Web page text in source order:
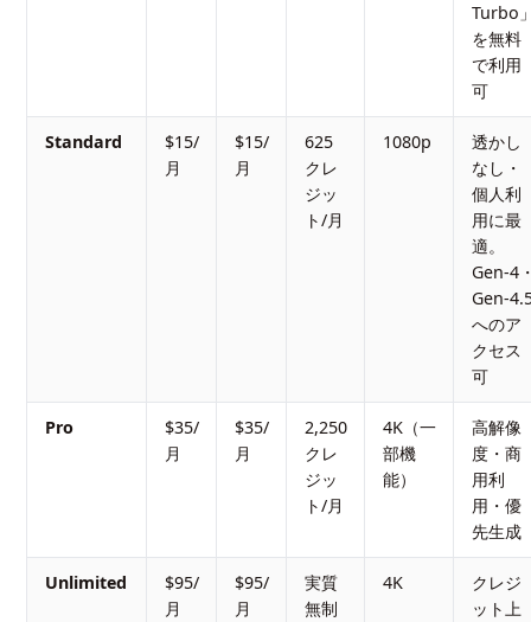
Turbo
を無料
で利用
可
Standard
$15/
月
$15/
月
625
クレ
ジッ
ト/月
1080p
透かし
なし・
個人利
用に最
適。
Gen-4
Gen-
へのア
クセス
可
Pro
$35/
月
$35/
月
2,250
クレ
ジッ
ト/月
4K（一
部機
能）
高解像
度・商
用利
用・優
先生成
Unlimited
$95/
月
$95/
月
実質
無制
4K
クレジ
ット上